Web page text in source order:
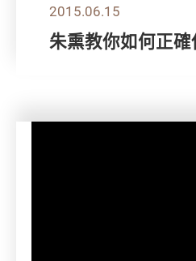
2015.06.15
朱熏教你如何正